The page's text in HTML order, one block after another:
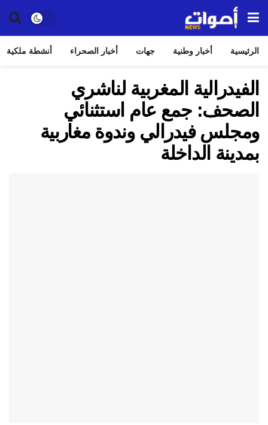
الرئيسية أخبار وطنية جهات أخبار الصحراء أنشطة ملكية
الفيدرالية المغربية لناشري
الصحف: جمع عام استثنائي
ومجلس فيدرالي وندوة مغاربية
بمدينة الداخلة